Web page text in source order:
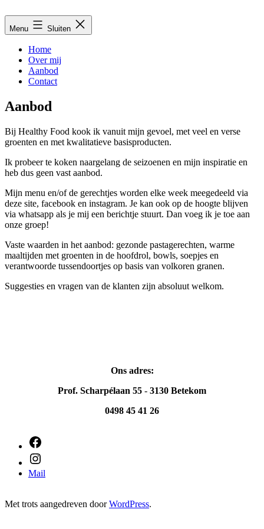
naar
deMenu Sluiten
Home
Over mij
Aanbod
Contact
Aanbod
Bij Healthy Food kook ik vanuit mijn gevoel, met veel en verse
groenten en met kwalitatieve basisproducten.
Ik probeer te koken naargelang de seizoenen en mijn inspiratie en
heb dus geen vast aanbod.
Mijn menu en/of de gerechtjes worden elke week meegedeeld via
deze site, facebook en instagram. Je kan ook op de hoogte blijven
via whatsapp als je mij een berichtje stuurt. Dan voeg ik je toe aan
onze groep!
Vaste waarden in het aanbod: gezonde pastagerechten, warme
maaltijden met groenten in de hoofdrol, bowls, soepjes en
verantwoorde tussendoortjes op basis van volkoren granen.
Suggesties en vragen van de klanten zijn absoluut welkom.
Ons adres:
Prof. Scharpélaan 55 - 3130 Betekom
0498 45 41 26
Mail
Met trots aangedreven doorWordPress.